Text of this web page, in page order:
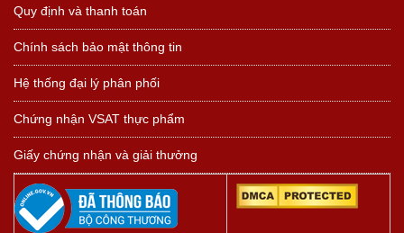
Quy định và thanh toán
Chính sách bảo mật thông tin
Hệ thống đại lý phân phối
Chứng nhận VSAT thực phẩm
Giấy chứng nhận và giải thưởng